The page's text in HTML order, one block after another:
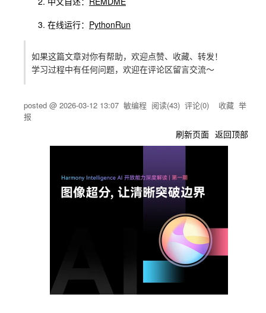
在线运行： PythonRun
如果这篇文章对你有帮助，欢迎点赞、收藏、转发！
学习过程中有任何问题，欢迎在评论区留言交流～
posted @ 2026-03-12 13:07 敏编程 阅读(43) 评论(0) 收藏 举
报
刷新页面 返回顶部